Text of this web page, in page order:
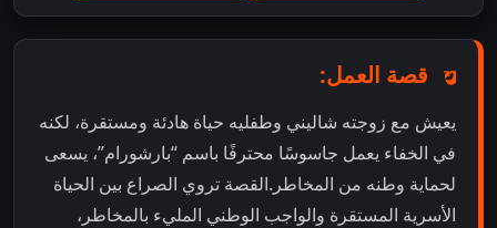
قصة العمل:
يعيش مع زوجته شاليني وطفليه حياة هادئة ومستقرة، لكنه
في الخفاء يعمل جاسوسًا محترفًا باسم “بارشورام”، يسعى
لحماية وطنه من المخاطر.القصة تروي الصراع بين الحياة
الأسرية المستقرة والواجب الوطني المليء بالمخاطر،